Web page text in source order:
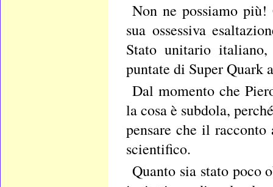
Non ne possiamo
sua ossessiva
Stato unitario
puntate di Super Quark
Dal momento che
la cosa è subdola,
pensare che il
scientifico.
Quanto sia stato poco